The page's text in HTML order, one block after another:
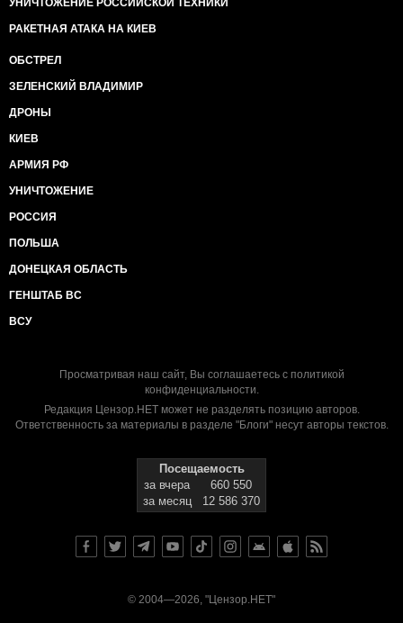
УНИЧТОЖЕНИЕ РОССИЙСКОЙ ТЕХНИКИ
РАКЕТНАЯ АТАКА НА КИЕВ
ОБСТРЕЛ
ЗЕЛЕНСКИЙ ВЛАДИМИР
ДРОНЫ
КИЕВ
АРМИЯ РФ
УНИЧТОЖЕНИЕ
РОССИЯ
ПОЛЬША
ДОНЕЦКАЯ ОБЛАСТЬ
ГЕНШТАБ ВС
ВСУ
Просматривая наш сайт, Вы соглашаетесь с политикой
конфиденциальности.
Редакция Цензор.НЕТ может не разделять позицию авторов.
Ответственность за материалы в разделе "Блоги" несут авторы текстов.
Посещаемость
за вчера
660 550
за месяц
12 586 370
© 2004—2026, "Цензор.НЕТ"